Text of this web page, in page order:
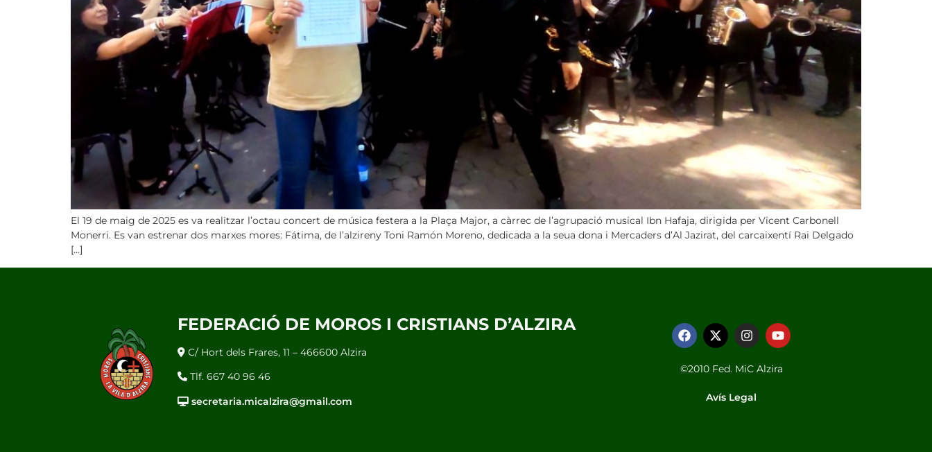
El 19 de maig de 2025 es va realitzar l’octau concert de música festera a la Plaça Major, a càrrec de l’agrupació musical Ibn Hafaja, dirigida per Vicent Carbonell
Monerri. Es van estrenar dos marxes mores: Fátima, de l’alzireny Toni Ramón Moreno, dedicada a la seua dona i Mercaders d’Al Jazirat, del carcaixentí Rai Delgado
[…]
FEDERACIÓ DE MOROS I CRISTIANS D’ALZIRA
C/ Hort dels Frares, 11 – 466600 Alzira
Tlf. 667 40 96 46
secretaria.micalzira@gmail.com
©2010 Fed. MiC Alzira
Avís Legal